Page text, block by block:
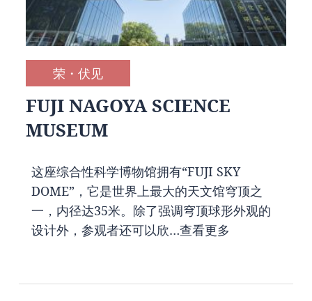
荣・伏见
FUJI NAGOYA SCIENCE
MUSEUM
这座综合性科学博物馆拥有“FUJI SKY
DOME”，它是世界上最大的天文馆穹顶之
一，内径达35米。除了强调穹顶球形外观的
设计外，参观者还可以欣…查看更多